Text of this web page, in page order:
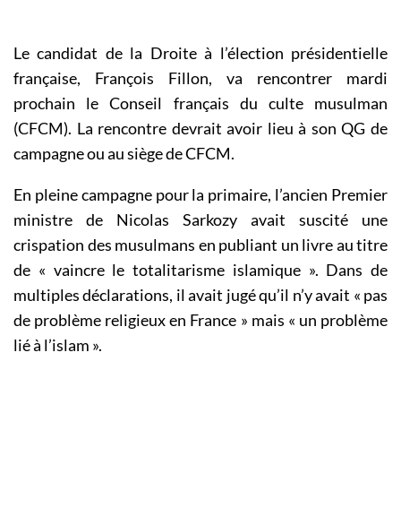
Le candidat de la Droite à l’élection présidentielle
française, François Fillon, va rencontrer mardi
prochain le Conseil français du culte musulman
(CFCM). La rencontre devrait avoir lieu à son QG de
campagne ou au siège de CFCM.
En pleine campagne pour la primaire, l’ancien Premier
ministre de Nicolas Sarkozy avait suscité une
crispation des musulmans en publiant un livre au titre
de « vaincre le totalitarisme islamique ». Dans de
multiples déclarations, il avait jugé qu’il n’y avait « pas
de problème religieux en France » mais « un problème
lié à l’islam ».